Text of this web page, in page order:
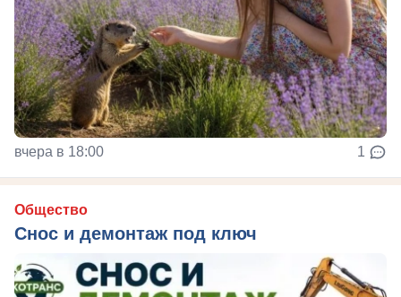
вчера в 18:00 1
Общество
Снос и демонтаж под ключ